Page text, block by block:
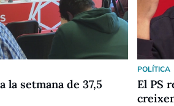
la setmana de 37,5
POLÍTICA
El PS